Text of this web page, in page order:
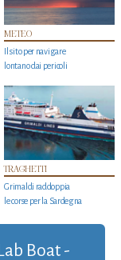
METEO
Il sito per navigare
lontano dai pericoli
TRAGHETTI
Grimaldi raddoppia
le corse per la Sardegna
Boat -